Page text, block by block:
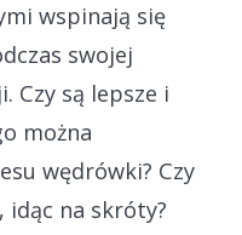
wspinają się
swojej
Czy są lepsze i
można
wędrówki? Czy
idąc na skróty?